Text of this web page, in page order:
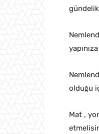
olduğu
Mat ,